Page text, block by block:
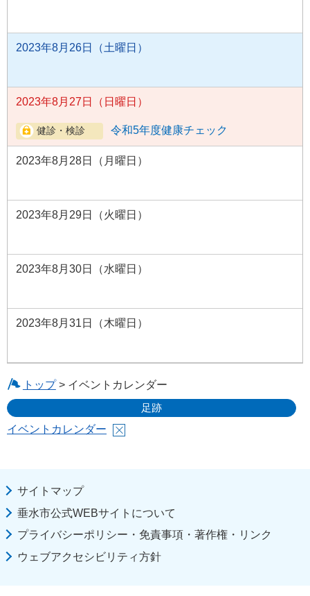
2023年8月26日（土曜日）
2023年8月27日（日曜日）
令和5年度健康チェック
2023年8月28日（月曜日）
2023年8月29日（火曜日）
2023年8月30日（水曜日）
2023年8月31日（木曜日）
トップ> イベントカレンダー
足跡
イベントカレンダー
サイトマップ
垂水市公式WEBサイトについて
プライバシーポリシー・免責事項・著作権・リンク
ウェブアクセシビリティ方針